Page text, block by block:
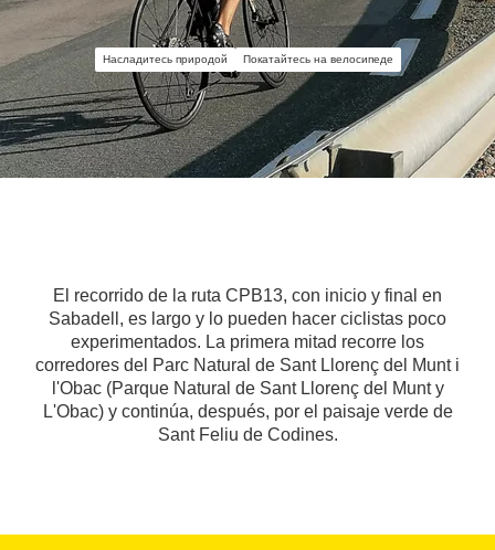
Насладитесь природой Покатайтесь на велосипеде
El recorrido de la ruta CPB13, con inicio y final en
Sabadell, es largo y lo pueden hacer ciclistas poco
experimentados. La primera mitad recorre los
corredores del Parc Natural de Sant Llorenç del Munt i
l'Obac (Parque Natural de Sant Llorenç del Munt y
L'Obac) y continúa, después, por el paisaje verde de
Sant Feliu de Codines.